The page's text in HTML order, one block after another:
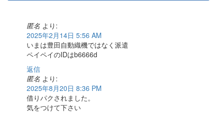
匿名 より:
2025年2月14日 5:56 AM
いまは豊田自動織機ではなく派遣
ペイペイのIDはb6666d
返信
匿名 より:
2025年8月20日 8:36 PM
借りパクされました。
気をつけて下さい